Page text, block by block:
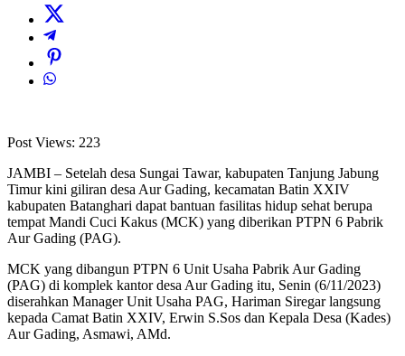
Post Views: 223
JAMBI – Setelah desa Sungai Tawar, kabupaten Tanjung Jabung
Timur kini giliran desa Aur Gading, kecamatan Batin XXIV
kabupaten Batanghari dapat bantuan fasilitas hidup sehat berupa
tempat Mandi Cuci Kakus (MCK) yang diberikan PTPN 6 Pabrik
Aur Gading (PAG).
MCK yang dibangun PTPN 6 Unit Usaha Pabrik Aur Gading
(PAG) di komplek kantor desa Aur Gading itu, Senin (6/11/2023)
diserahkan Manager Unit Usaha PAG, Hariman Siregar langsung
kepada Camat Batin XXIV, Erwin S.Sos dan Kepala Desa (Kades)
Aur Gading, Asmawi, AMd.